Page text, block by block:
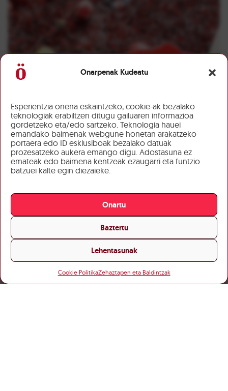
Onarpenak Kudeatu
Esperientzia onena eskaintzeko, cookie-ak bezalako
teknologiak erabiltzen ditugu gailuaren informazioa
gordetzeko eta/edo sartzeko. Teknologia hauei
emandako baimenak webgune honetan arakatzeko
portaera edo ID esklusiboak bezalako datuak
prozesatzeko aukera emango digu. Adostasuna ez
emateak edo baimena kentzeak ezaugarri eta funtzio
batzuei kalte egin diezaieke.
Onartu
Baztertu
Lehentasunak
Cookie PolitikaZehaztapen eta Baldintzak